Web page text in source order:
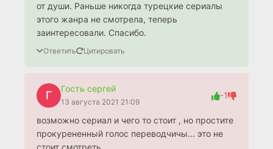
от души. Раньше никогда турецкие сериалы
этого жанра не смотрела, теперь
заинтересовали. Спасибо.
Ответить Цитировать
Г
Гость сергей
13 августа 2021 21:09
-1
возможно сериал и чего то стоит , но простите
прокурененный голос переводчичы... это не
стоит смотреть